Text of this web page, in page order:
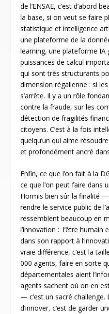
de l’ENSAE, c’est d’abord
la base, si on veut se faire
statistique et intelligence
une plateforme de la
learning, une plateforme IA
puissances de calcul
qui sont très structurants
dimension régalienne : si
s’arrête. Il y a un rôle
contre la fraude, sur les
détection de fragilités
citoyens. C’est à la fois
quelqu’un qui aime
et profondément ancré
Enfin, ce que l’on fait à la
ce que l’on peut faire dans
Hormis bien sûr la finalité
rendre le service public de
ressemblent beaucoup en
l’innovation : l’être
dans son rapport à
vraie différence, c’est la
000 agents, faire en sorte
départementales aient
agents sachent où on en
— c’est un sacré challenge.
d’innover, c’est de garder